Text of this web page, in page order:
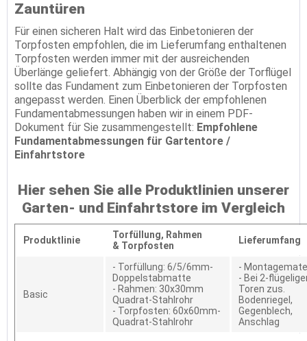
Zauntüren
Für einen sicheren Halt wird das Einbetonieren der
Torpfosten empfohlen, die im Lieferumfang enthaltenen
Torpfosten werden immer mit der ausreichenden
Überlänge geliefert. Abhängig von der Größe der Torflügel
sollte das Fundament zum Einbetonieren der Torpfosten
angepasst werden. Einen Überblick der empfohlenen
Fundamentabmessungen haben wir in einem PDF-
Dokument für Sie zusammengestellt: Empfohlene
Fundamentabmessungen für Gartentore /
Einfahrtstore
Hier sehen Sie alle Produktlinien unserer
Garten- und Einfahrtstore im Vergleich
Produktlinie Torfüllung, Rahmen
& Torpfosten Lieferumfang
Basic
- Torfüllung: 6/5/6mm-
Doppelstabmatte
- Rahmen: 30x30mm
Quadrat-Stahlrohr
- Torpfosten: 60x60mm-
Quadrat-Stahlrohr
-
- Bei 2-
Toren zus.
Bodenriegel,
Gegenblech,
Anschlag